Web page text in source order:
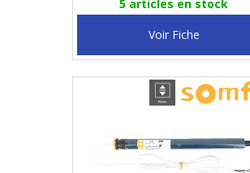
5 articles en stock
Voir Fiche